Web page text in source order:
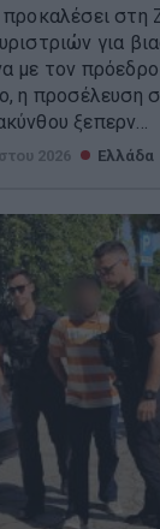
προκαλέσει στη
για
με τον
η προσέλευση
ξεπερν...
2026 Ελλάδα